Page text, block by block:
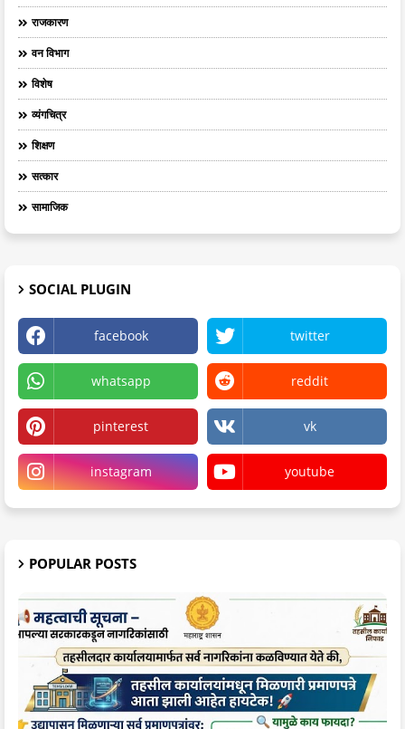
राजकारण
वन विभाग
विशेष
व्यंगचित्र
शिक्षण
सत्कार
सामाजिक
SOCIAL PLUGIN
facebook twitter
whatsapp reddit
pinterest vk
instagram youtube
POPULAR POSTS